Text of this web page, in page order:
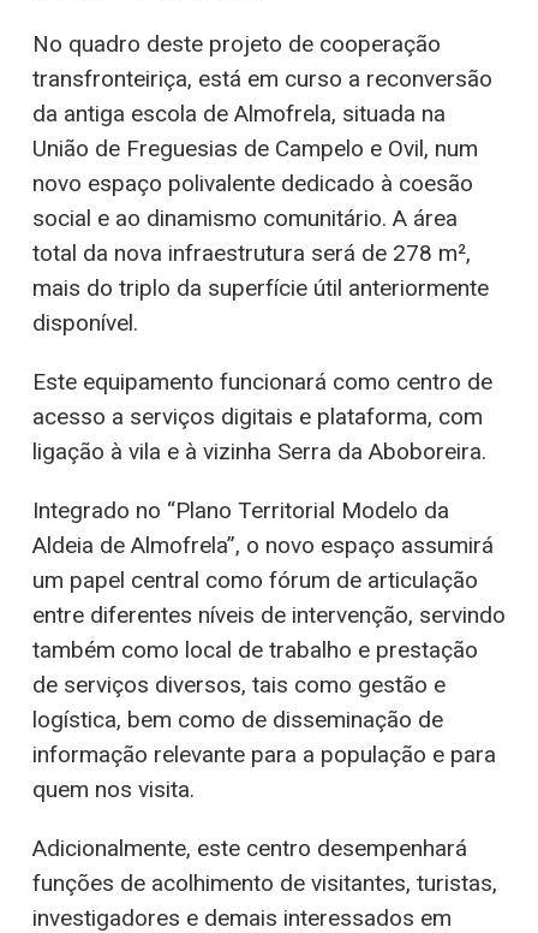
No quadro deste projeto de cooperação
transfronteiriça, está em curso a reconversão
da antiga escola de Almofrela, situada na
União de Freguesias de Campelo e Ovil, num
novo espaço polivalente dedicado à coesão
social e ao dinamismo comunitário. A área
total da nova infraestrutura será de 278 m²,
mais do triplo da superfície útil anteriormente
disponível.
Este equipamento funcionará como centro de
acesso a serviços digitais e plataforma, com
ligação à vila e à vizinha Serra da Aboboreira.
Integrado no “Plano Territorial Modelo da
Aldeia de Almofrela”, o novo espaço assumirá
um papel central como fórum de articulação
entre diferentes níveis de intervenção, servindo
também como local de trabalho e prestação
de serviços diversos, tais como gestão e
logística, bem como de disseminação de
informação relevante para a população e para
quem nos visita.
Adicionalmente, este centro desempenhará
funções de acolhimento de visitantes, turistas,
investigadores e demais interessados em